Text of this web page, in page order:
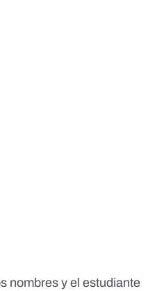
nombres y el estudiante